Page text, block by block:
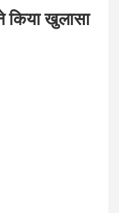
किया खुलासा